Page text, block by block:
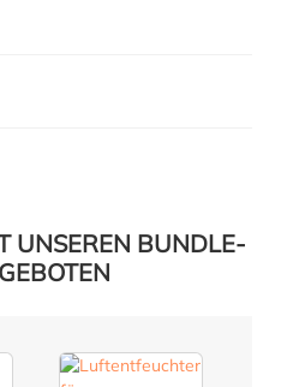
UNSEREN BUNDLE-